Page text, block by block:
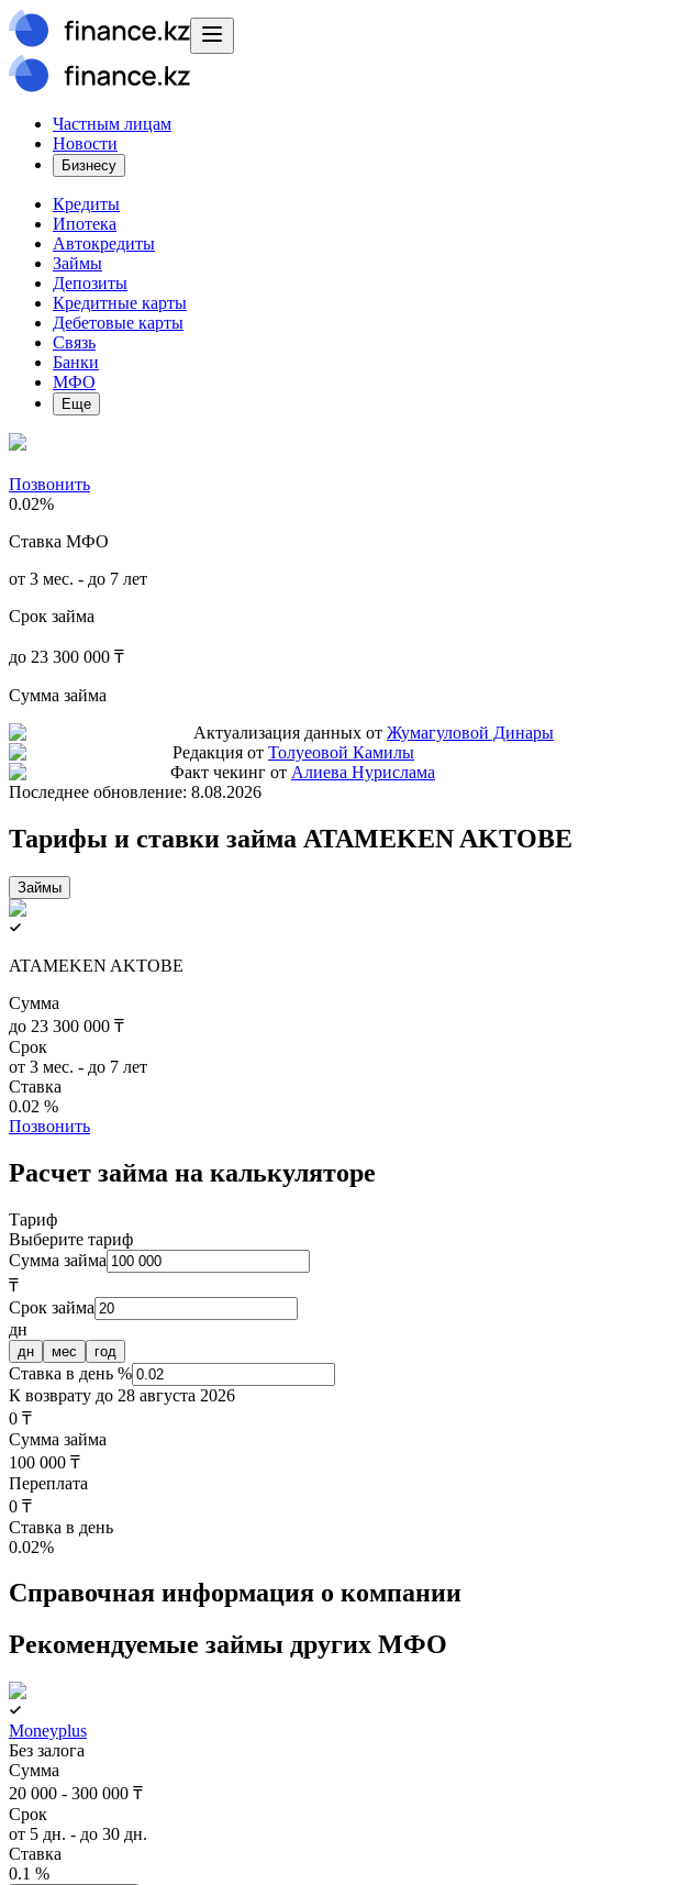
Частным лицам
Новости
Бизнесу
Кредиты
Ипотека
Автокредиты
Займы
Депозиты
Кредитные карты
Дебетовые карты
Связь
Банки
МФО
Еще
Позвонить
0.02%
Ставка МФО
от 3 мес. - до 7 лет
Срок займа
до 23 300 000 ₸
Сумма займа
Актуализация данных от Жумагуловой Динары
Редакция от Толуеовой Камилы
Факт чекинг от Алиева Нурислама
Последнее обновление: 8.08.2026
Тарифы и ставки займа ATAMEKEN AKTOBE
Займы
ATAMEKEN AKTOBE
Сумма
до 23 300 000 ₸
Срок
от 3 мес. - до 7 лет
Ставка
0.02 %
Позвонить
Расчет займа на калькуляторе
Тариф
Выберите тариф
Сумма займа
₸
Срок займа
дн
дн мес год
Ставка в день %
К возврату до 28 августа 2026
0 ₸
Сумма займа
100 000 ₸
Переплата
0 ₸
Ставка в день
0.02%
Справочная информация о компании
Рекомендуемые займы других МФО
Moneyplus
Без залога
Сумма
20 000 - 300 000 ₸
Срок
от 5 дн. - до 30 дн.
Ставка
0.1 %